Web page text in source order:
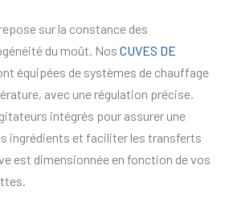
sur la constance des
du moût. Nos CUVES DE
équipées de systèmes de chauffage
avec une régulation précise.
intégrés pour assurer une
ingrédients et faciliter les transferts
est dimensionnée en fonction de vos